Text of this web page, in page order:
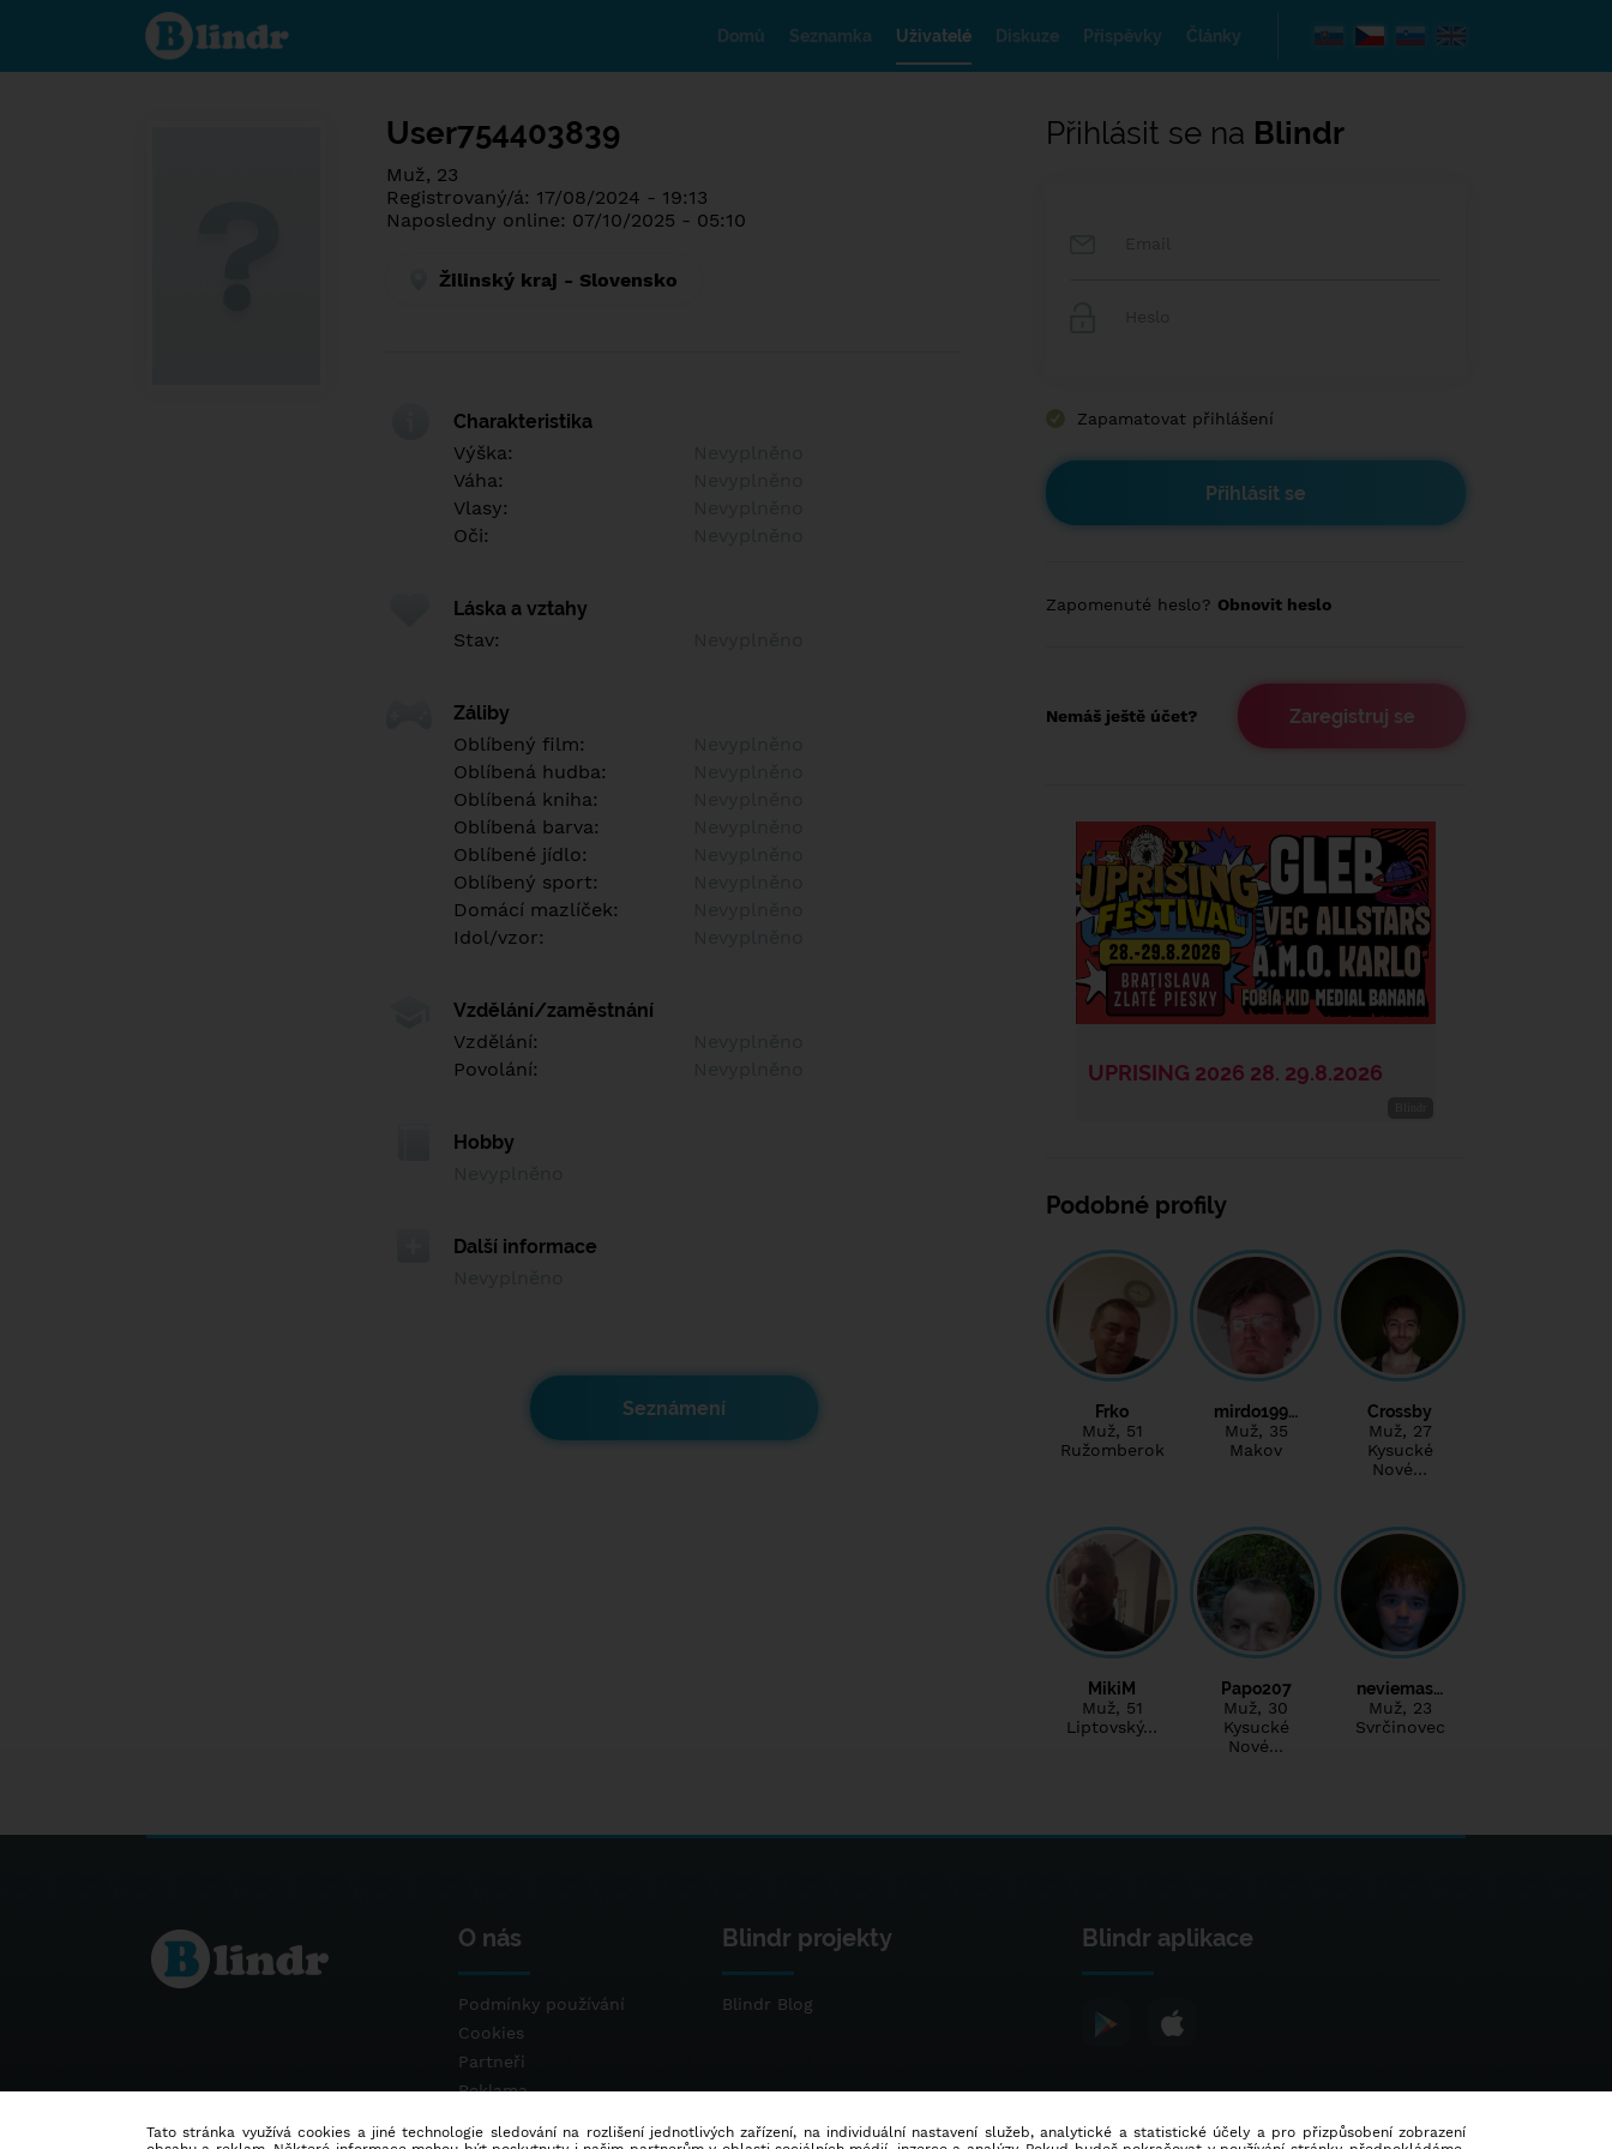
Poznej co je
pod maskou.
Seznamovací
Domů Seznamka Uživatelé Diskuze Příspěvky Články
User754403839
Muž, 23
Registrovaný/á: 17/08/2024 - 19:13
Naposledny online: 07/10/2025 - 05:10
Žilinský kraj - Slovensko
Charakteristika
Výška:
Váha:
Vlasy:
Oči:
Láska a vztahy
Stav:
Záliby
Oblíbený film:
Oblíbená hudba:
Oblíbená kniha:
Oblíbená barva:
Oblíbené jídlo:
Oblíbený sport:
Domácí mazlíček:
Idol/vzor:
Vzdělání/zaměstnání
Vzdělání:
Povolání:
Hobby
Další informace
Seznámení
Přihlásit se na Blindr
Zapamatovat přihlášení
Zapomenuté heslo? Obnovit heslo
Nemáš ještě účet? Zaregistruj se
Podobné profily
Frko
Muž, 51
Ružomberok
mirdo199…
Muž, 35
Makov
Crossby
Muž, 27
Kysucké
Nové…
MikiM
Muž, 51
Liptovský…
Papo207
Muž, 30
Kysucké
Nové…
neviemas…
Muž, 23
Svrčinovec
O nás
Podmínky používání
Cookies
Partneři
Reklama
Blindr projekty
Blindr Blog
Blindr aplikace
Tato stránka využívá cookies a jiné technologie sledování na rozlišení jednotlivých zařízení, na individuální nastavení služeb, analytické a statistické účely a pro přizpůsobení zobrazení